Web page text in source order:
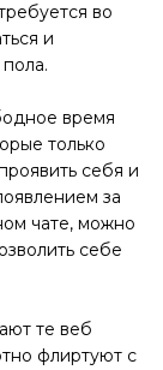
во
и
время
только
себя и
за
чате, можно
себе
те веб
флиртуют с